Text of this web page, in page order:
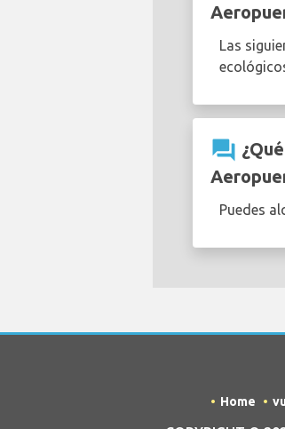
Las
question_answer
Puedes
Home